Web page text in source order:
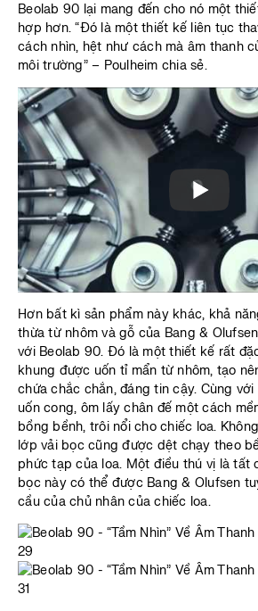
Beolab 90 lại mang đến cho nó một
hợp hơn. “Đó là một thiết kế liên tục
cách nhìn, hệt như cách mà âm thanh
môi trường” – Poulheim chia sẻ.
Hơn bất kì sản phẩm này khác, khả
thừa từ nhôm và gỗ của Bang &
với Beolab 90. Đó là một thiết kế rất
khung được uốn tỉ mẩn từ nhôm, tạo
chứa chắc chắn, đáng tin cậy. Cùng
uốn cong, ôm lấy chân đế một cách
bồng bềnh, trôi nổi cho chiếc loa.
lớp vải bọc cũng được dệt chạy theo
phức tạp của loa. Một điều thú vị là tất
bọc này có thể được Bang & Olufsen
cầu của chủ nhân của chiếc loa.